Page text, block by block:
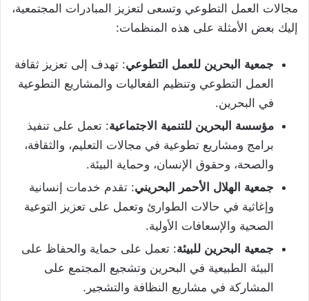
مجالات العمل التطوعي وتسعى لتعزيز المبادرات المجتمعية،
إليك بعض الأمثلة على هذه المنظمات:
جمعية البحرين للعمل التطوعي: تهدف إلى تعزيز ثقافة
العمل التطوعي وتنظيم الفعاليات والمشاريع التطوعية
في البحرين.
مؤسسة البحرين للتنمية الاجتماعية: تعمل على تنفيذ
برامج ومشاريع تطوعية في مجالات التعليم، والثقافة،
والصحة، وحقوق الإنسان، وحماية البيئة.
جمعية الهلال الأحمر البحريني: تقدم خدمات إنسانية
وإغاثية في حالات الطوارئ وتعمل على تعزيز التوعية
الصحية والإسعافات الأولية.
جمعية البحرين للبيئة: تعمل على حماية والحفاظ على
البيئة الطبيعية في البحرين وتشجيع المجتمع على
المشاركة في مشاريع النظافة والتشجير.